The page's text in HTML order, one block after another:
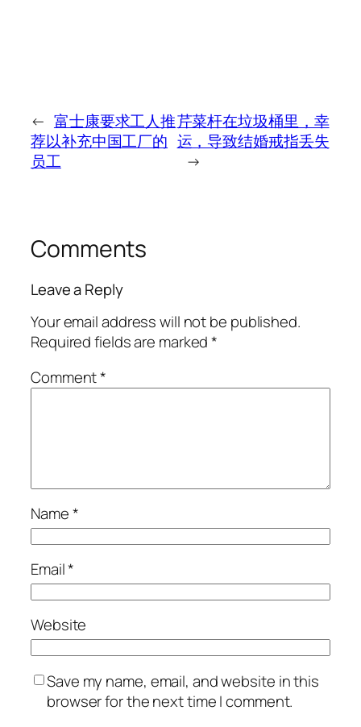
← 富士康要求工人推
荐以补充中国工厂的
员工
芹菜杆在垃圾桶里，幸
运，导致结婚戒指丢失
→
Comments
Leave a Reply
Your email address will not be published.
Required fields are marked*
Comment*
Name*
Email*
Website
Save my name, email, and website in this
browser for the next time I comment.